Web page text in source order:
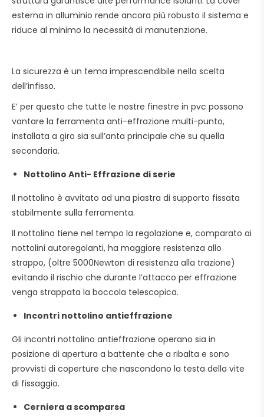
esterna in alluminio rende ancora più robusto il sistema e
riduce al minimo la necessità di manutenzione.
La sicurezza è un tema imprescendibile nella scelta
dell’infisso.
E’ per questo che tutte le nostre finestre in pvc possono
vantare la ferramenta anti-effrazione multi-punto,
installata a giro sia sull’anta principale che su quella
secondaria.
Nottolino Anti- Effrazione di serie
Il nottolino è avvitato ad una piastra di supporto fissata
stabilmente sulla ferramenta.
Il nottolino tiene nel tempo la regolazione e, comparato ai
nottolini autoregolanti, ha maggiore resistenza allo
strappo, (oltre 5000Newton di resistenza alla trazione)
evitando il rischio che durante l’attacco per effrazione
venga strappata la boccola telescopica.
Incontri nottolino antieffrazione
Gli incontri nottolino antieffrazione operano sia in
posizione di apertura a battente che a ribalta e sono
provvisti di coperture che nascondono la testa della vite
di fissaggio.
Cerniera a scomparsa